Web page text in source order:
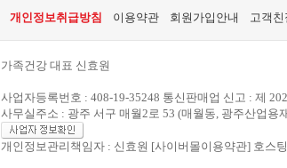
개인정보취급방침 이용약관 회원가입안내 고객친
가족건강 대표 신효원
사업자등록번호 : 408-19-35248 통신판매업 신고 : 제
사무실주소 : 광주 서구 매월2로 53 (매월동, 광주산업용
개인정보관리책임자 : 신효원 [사이버몰이용약관] 호스